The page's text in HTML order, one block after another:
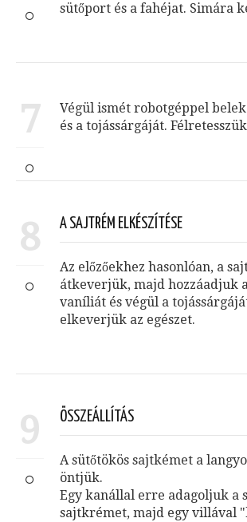
sütőport és a fahéjat. Simára
7
Végül ismét robotgéppel
és a tojássárgáját.
8 A SAJTRÉM ELKÉSZÍTÉSE
Az előzőekhez hasonlóan, a
átkeverjük, majd hozzáadjuk
vaníliát és végül a
elkeverjük az egészet.
9 ÖSSZEÁLLÍTÁS
A sütőtökös sajtkémet a
öntjük.
Egy kanállal erre adagoljuk a
sajtkrémet, majd egy villával